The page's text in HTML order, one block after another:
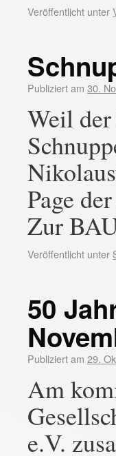
Veröffentlicht unter
Publiziert am 30.
Weil
Page
Zur
Veröffentlicht unter
50
Publiziert am 29.
Am
e.V.